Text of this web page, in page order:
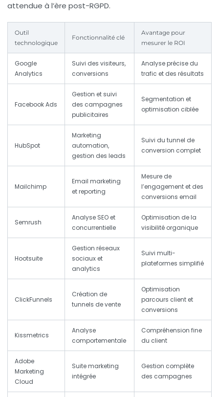
attendue à l’ère post-RGPD.
Outil
technologique
Fonctionnalité clé
Avantage pour
mesurer le ROI
Google
Analytics
Suivi des visiteurs,
conversions
Analyse précise du
trafic et des résultats
Facebook Ads
Gestion et suivi
des campagnes
publicitaires
Segmentation et
optimisation ciblée
HubSpot
Marketing
automation,
gestion des leads
Suivi du tunnel de
conversion complet
Mailchimp
Email marketing
et reporting
Mesure de
l’engagement et des
conversions email
Semrush
Analyse SEO et
concurrentielle
Optimisation de la
visibilité organique
Hootsuite
Gestion réseaux
sociaux et
analytics
Suivi multi-
plateformes simplifié
ClickFunnels
Création de
tunnels de vente
Optimisation
parcours client et
conversions
Kissmetrics
Analyse
comportementale
Compréhension fine
du client
Adobe
Marketing
Cloud
Suite marketing
intégrée
Gestion complète
des campagnes